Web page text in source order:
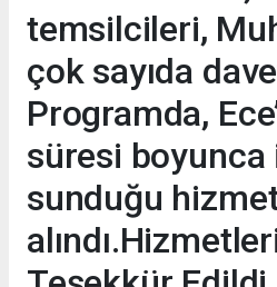
temsilcileri,
çok sayıda
Programda,
süresi boyunca
sunduğu